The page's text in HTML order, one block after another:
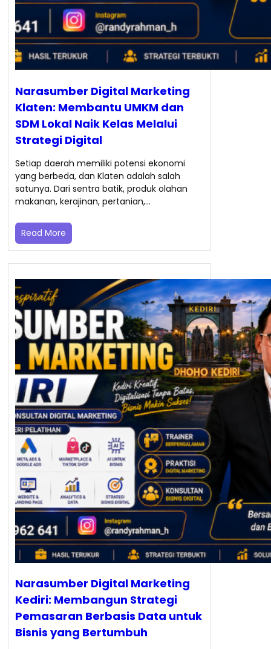
Narasumber Digital Marketing
Klaten: Membantu UMKM dan
SDM Lokal Naik Kelas Melalui
Strategi Digital
Setiap daerah memiliki potensi ekonomi
yang berbeda, dan Klaten adalah salah
satunya. Dari sentra batik, produk olahan
makanan, kerajinan, pertanian,…
Read More
Narasumber Digital Marketing
Kediri: Membangun Strategi
Pemasaran Berbasis Data untuk
Bisnis yang Bertumbuh